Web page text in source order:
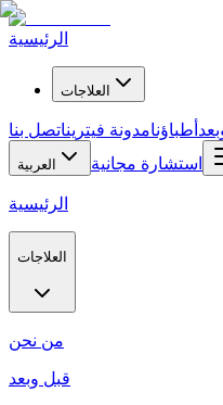
الرئيسية
العلاجات
أطباؤنامدونة فيتريناتصل بنا
العربية استشارة مجانية
الرئيسية
العلاجات
من نحن
قبل وبعد